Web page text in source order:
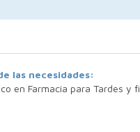
las necesidades:
en Farmacia para Tardes y